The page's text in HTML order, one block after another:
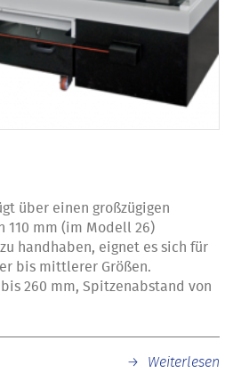
über einen großzügigen
110 mm (im Modell 26)
handhaben, eignet es sich für
bis mittlerer Größen.
260 mm, Spitzenabstand von
Weiterlesen